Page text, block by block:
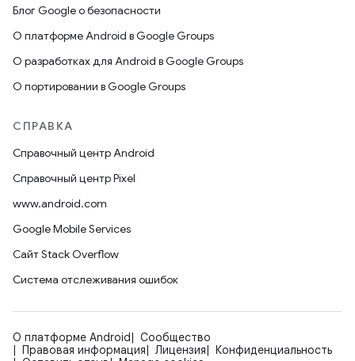
Блог Google о безопасности
О платформе Android в Google Groups
О разработках для Android в Google Groups
О портировании в Google Groups
СПРАВКА
Справочный центр Android
Справочный центр Pixel
www.android.com
Google Mobile Services
Сайт Stack Overflow
Система отслеживания ошибок
О платформе Android
Сообщество
Правовая информация
Лицензия
Конфиденциальность